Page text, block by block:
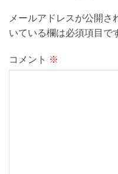
メールアドレスが公開さ
いている欄は必須項目で
コメント ※